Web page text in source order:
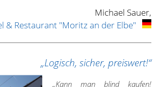
Michael Sauer,
& Restaurant "Moritz an der Elbe"
„Logisch, sicher, preiswert!“
„Kann man blind kaufen!